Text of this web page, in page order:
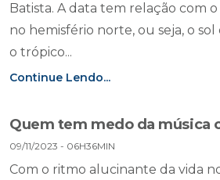
Batista. A data tem relação com
no hemisfério norte, ou seja, o
o trópico...
Continue Lendo...
Quem tem medo da música
09/11/2023 - 06H36MIN
Com o ritmo alucinante da vida